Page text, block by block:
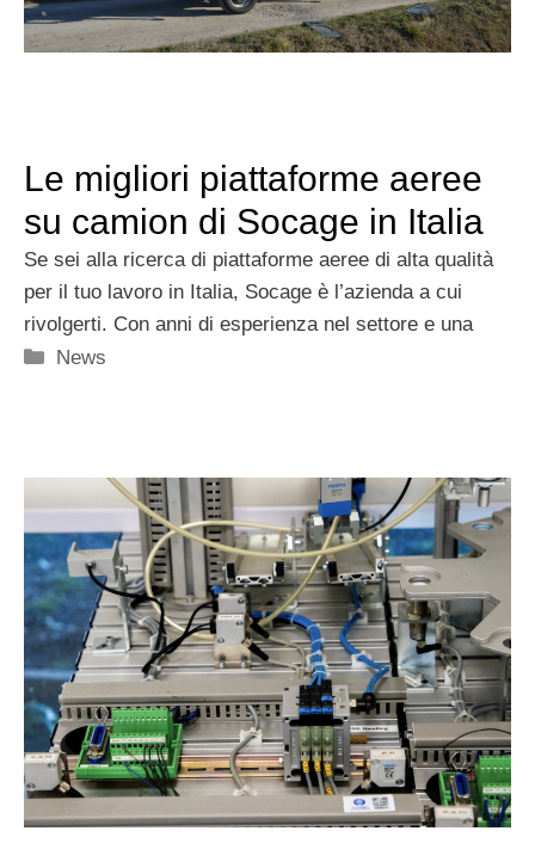
Le migliori piattaforme aeree
su camion di Socage in Italia
Se sei alla ricerca di piattaforme aeree di alta qualità
per il tuo lavoro in Italia, Socage è l’azienda a cui
rivolgerti. Con anni di esperienza nel settore e una
Categorie
News